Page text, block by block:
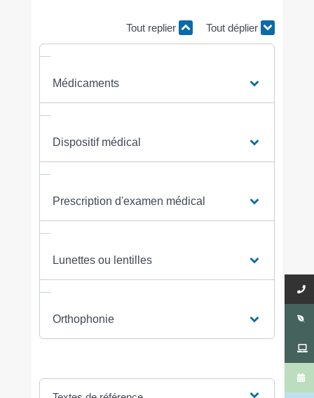
Tout replier Tout déplier
Médicaments
Dispositif médical
Prescription d'examen médical
Lunettes ou lentilles
Orthophonie